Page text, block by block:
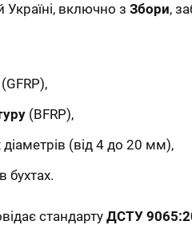
Україні, включно з Збори,
(GFRP),
(BFRP),
діаметрів (від 4 до 20 мм),
бухтах.
стандарту ДСТУ